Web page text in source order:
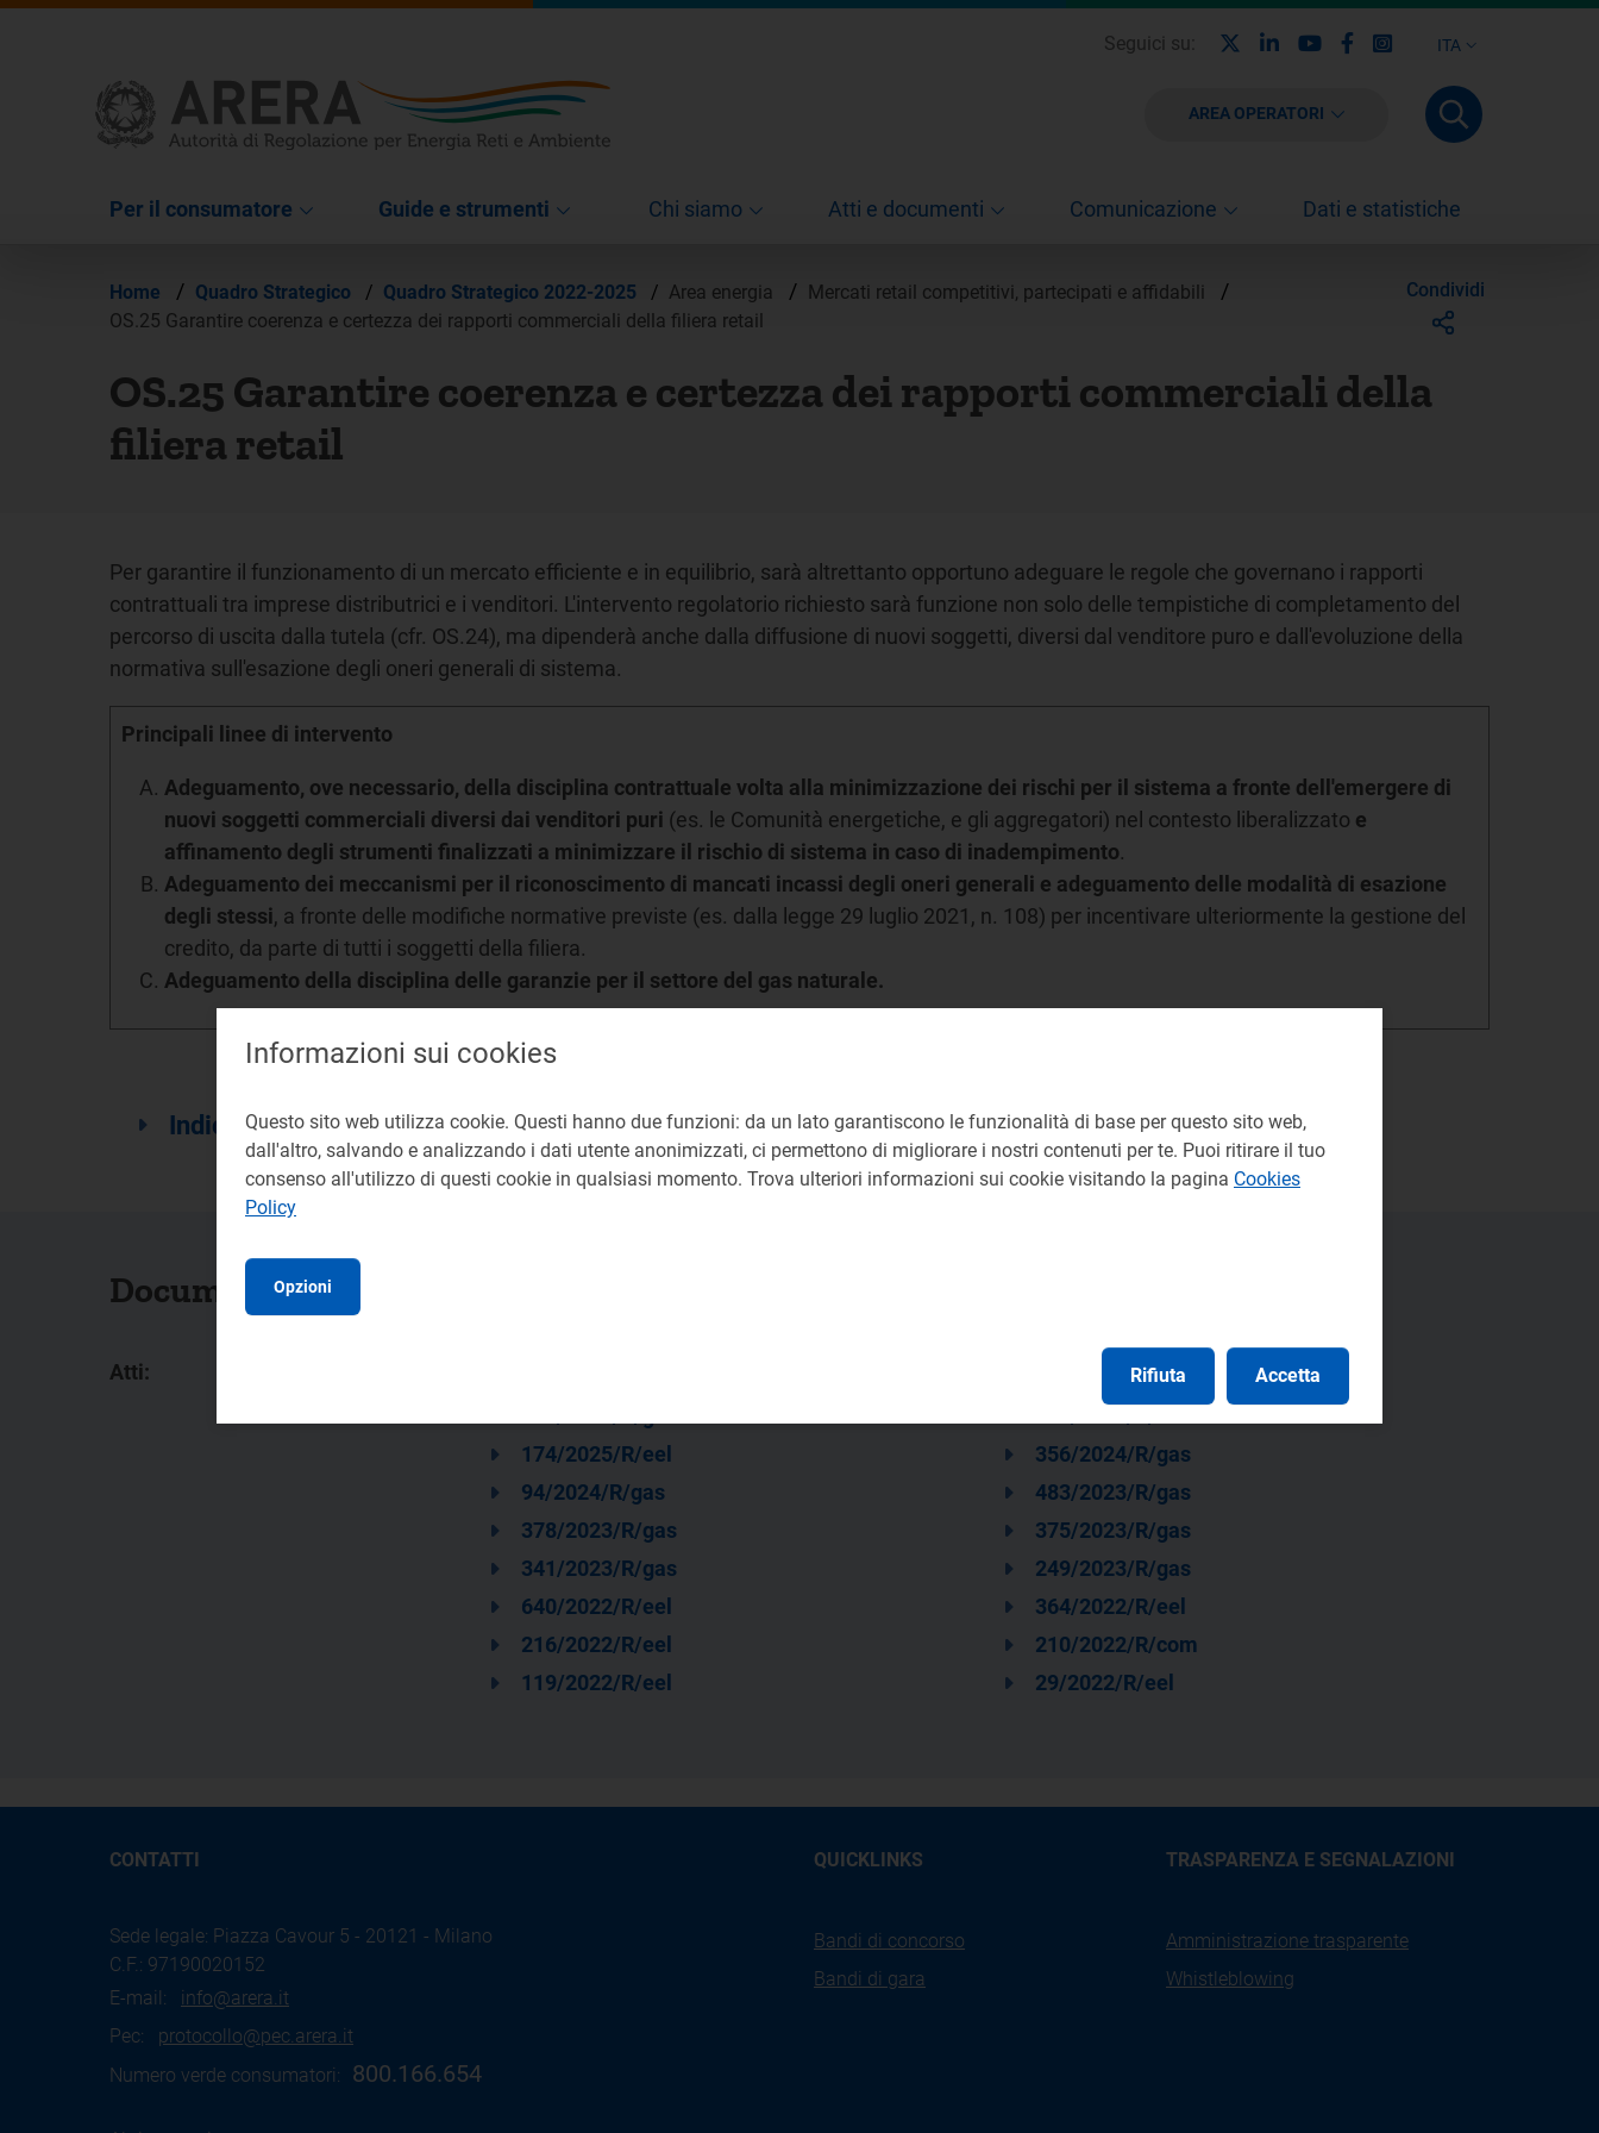
ITA
Seguici su: LinkedinYoutubeFacebook
Instagram
AREA OPERATORI
Per il consumatore Guide e strumenti Chi siamo Atti e documenti Comunicazione Dati e statistiche
Home / Quadro Strategico / Quadro Strategico 2022-2025 / Area energia / Mercati retail competitivi, partecipati e affidabili /
OS.25 Garantire coerenza e certezza dei rapporti commerciali della filiera retail
Condividi
OS.25 Garantire coerenza e certezza dei rapporti commerciali della
filiera retail
Per garantire il funzionamento di un mercato efficiente e in equilibrio, sarà altrettanto opportuno adeguare le regole che governano i rapporti
contrattuali tra imprese distributrici e i venditori. L'intervento regolatorio richiesto sarà funzione non solo delle tempistiche di completamento del
percorso di uscita dalla tutela (cfr. OS.24), ma dipenderà anche dalla diffusione di nuovi soggetti, diversi dal venditore puro e dall'evoluzione della
normativa sull'esazione degli oneri generali di sistema.
Principali linee di intervento
Adeguamento, ove necessario, della disciplina contrattuale volta alla minimizzazione dei rischi per il sistema a fronte dell'emergere di
nuovi soggetti commerciali diversi dai venditori puri (es. le Comunità energetiche, e gli aggregatori) nel contesto liberalizzato e
affinamento degli strumenti finalizzati a minimizzare il rischio di sistema in caso di inadempimento.
Adeguamento dei meccanismi per il riconoscimento di mancati incassi degli oneri generali e adeguamento delle modalità di esazione
degli stessi, a fronte delle modifiche normative previste (es. dalla legge 29 luglio 2021, n. 108) per incentivare ulteriormente la gestione del
credito, da parte di tutti i soggetti della filiera.
Adeguamento della disciplina delle garanzie per il settore del gas naturale.
Indice
Documenti collegati
Atti:
333/2025/R/eel
174/2025/R/eel
356/2024/R/gas
94/2024/R/gas
483/2023/R/gas
378/2023/R/gas
375/2023/R/gas
341/2023/R/gas
249/2023/R/gas
640/2022/R/eel
364/2022/R/eel
216/2022/R/eel
210/2022/R/com
119/2022/R/eel
29/2022/R/eel
CONTATTI
Sede legale: Piazza Cavour 5 - 20121 - Milano
C.F.: 97190020152
E-mail: info@arera.it
Pec: protocollo@pec.arera.it
Numero verde consumatori:
800.166.654
QUICKLINKS
Bandi di concorso
Bandi di gara
TRASPARENZA E SEGNALAZIONI
Amministrazione trasparente
Whistleblowing
Informazioni sui cookies
Questo sito web utilizza cookie. Questi hanno due funzioni: da un lato garantiscono le funzionalità di base per questo sito web,
dall'altro, salvando e analizzando i dati utente anonimizzati, ci permettono di migliorare i nostri contenuti per te. Puoi ritirare il tuo
consenso all'utilizzo di questi cookie in qualsiasi momento. Trova ulteriori informazioni sui cookie visitando la pagina Cookies
Policy
Opzioni
Rifiuta Accetta